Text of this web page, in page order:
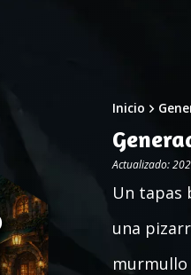
Inicio
Actualizado:
Un tapas
una
murmullo